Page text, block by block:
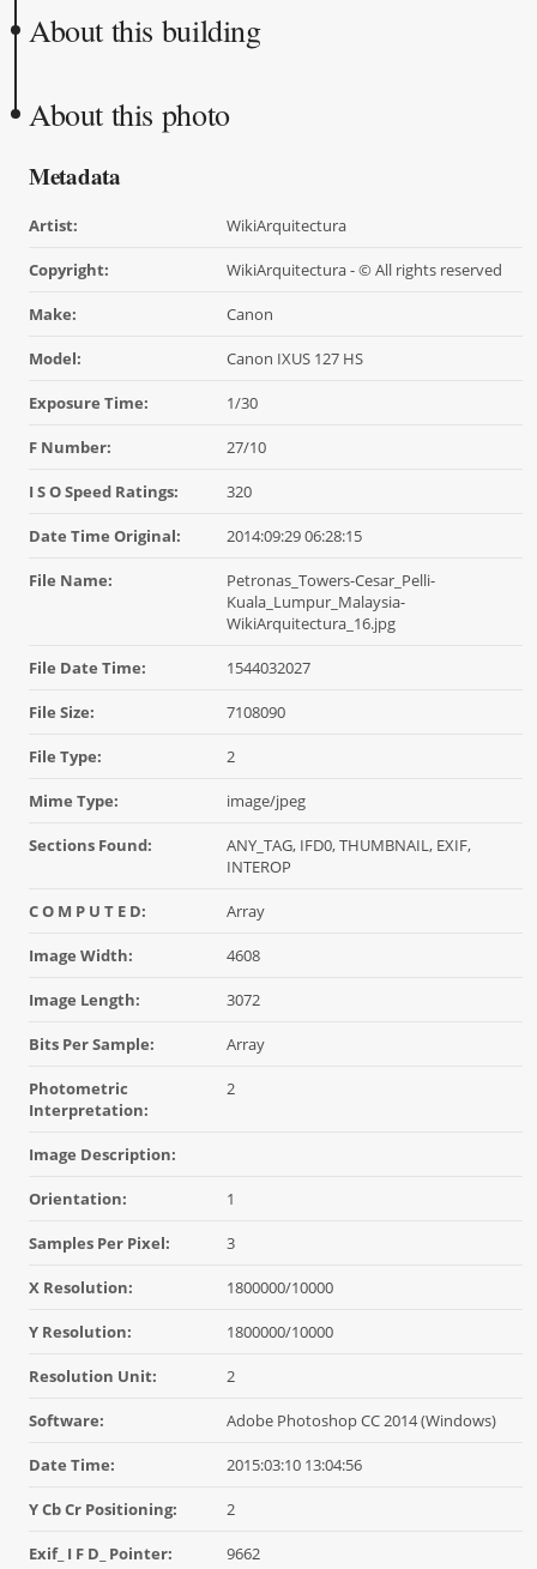
About this building
About this photo
Metadata
Artist: WikiArquitectura
Copyright: WikiArquitectura - © All rights reserved
Make: Canon
Model: Canon IXUS 127 HS
Exposure Time: 1/30
F Number: 27/10
I S O Speed Ratings: 320
Date Time Original: 2014:09:29 06:28:15
File Name:
Petronas_Towers-Cesar_Pelli-
Kuala_Lumpur_Malaysia-
WikiArquitectura_16.jpg
File Date Time: 1544032027
File Size: 7108090
File Type: 2
Mime Type: image/jpeg
Sections Found:
ANY_TAG, IFD0, THUMBNAIL, EXIF,
INTEROP
C O M P U T E D: Array
Image Width: 4608
Image Length: 3072
Bits Per Sample: Array
Photometric
Interpretation:
2
Image Description:
Orientation: 1
Samples Per Pixel: 3
X Resolution: 1800000/10000
Y Resolution: 1800000/10000
Resolution Unit: 2
Software: Adobe Photoshop CC 2014 (Windows)
Date Time: 2015:03:10 13:04:56
Y Cb Cr Positioning: 2
Exif_ I F D_ Pointer: 9662